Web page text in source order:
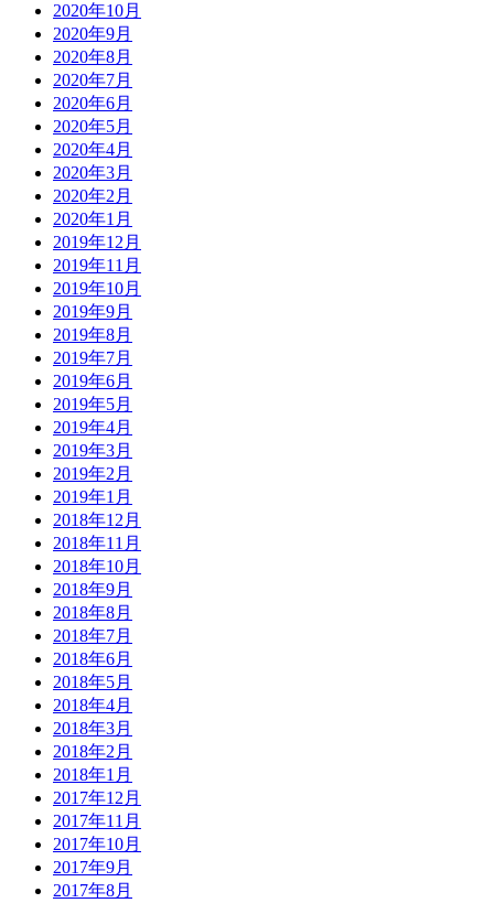
2020年10月
2020年9月
2020年8月
2020年7月
2020年6月
2020年5月
2020年4月
2020年3月
2020年2月
2020年1月
2019年12月
2019年11月
2019年10月
2019年9月
2019年8月
2019年7月
2019年6月
2019年5月
2019年4月
2019年3月
2019年2月
2019年1月
2018年12月
2018年11月
2018年10月
2018年9月
2018年8月
2018年7月
2018年6月
2018年5月
2018年4月
2018年3月
2018年2月
2018年1月
2017年12月
2017年11月
2017年10月
2017年9月
2017年8月